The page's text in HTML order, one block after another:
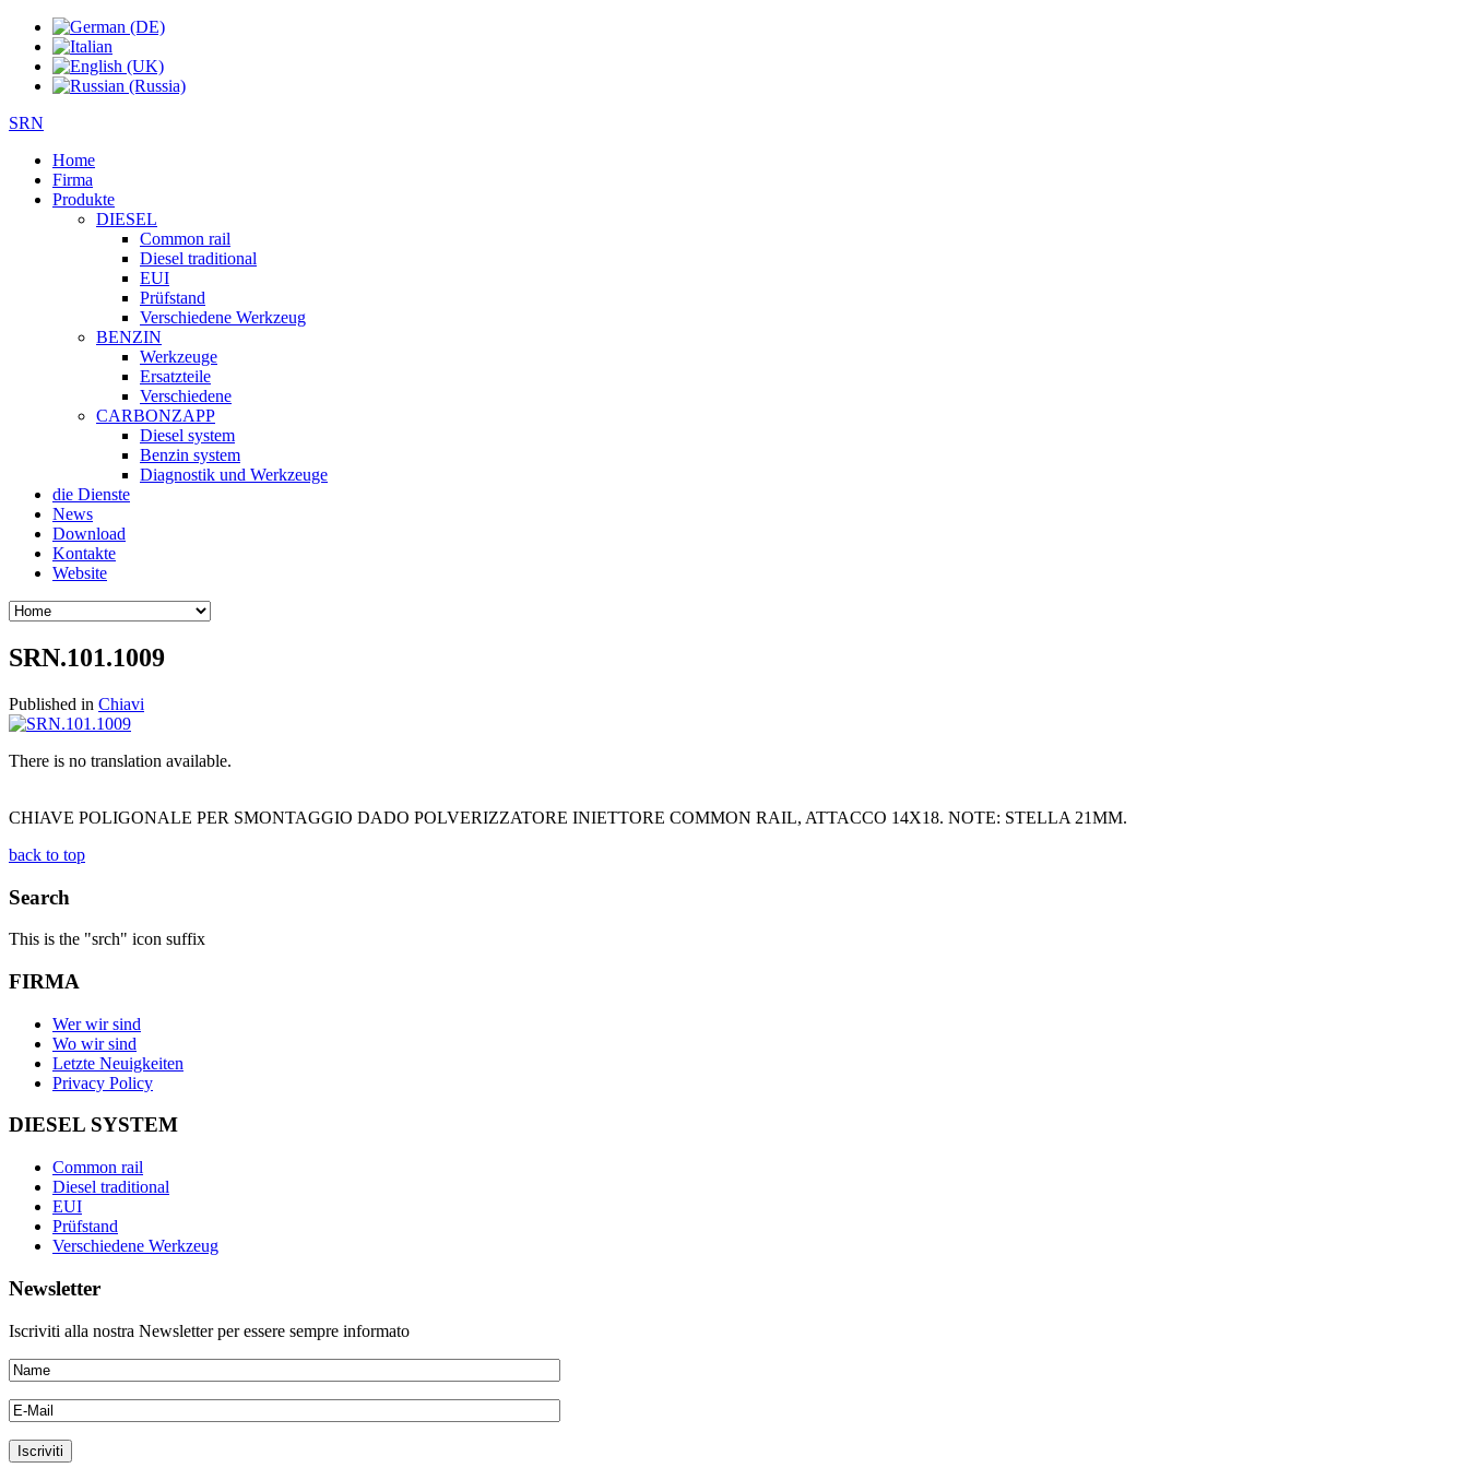
SRN
Home
Firma
Produkte
DIESEL
Common rail
Diesel traditional
EUI
Prüfstand
Verschiedene Werkzeug
BENZIN
Werkzeuge
Ersatzteile
Verschiedene
CARBONZAPP
Diesel system
Benzin system
Diagnostik und Werkzeuge
die Dienste
News
Download
Kontakte
Website
SRN.101.1009
Published in Chiavi
There is no translation available.
CHIAVE POLIGONALE PER SMONTAGGIO DADO POLVERIZZATORE INIETTORE COMMON RAIL, ATTACCO 14X18. NOTE: STELLA 21MM.
back to top
Search
This is the "srch" icon suffix
FIRMA
Wer wir sind
Wo wir sind
Letzte Neuigkeiten
Privacy Policy
DIESEL SYSTEM
Common rail
Diesel traditional
EUI
Prüfstand
Verschiedene Werkzeug
Newsletter
Iscriviti alla nostra Newsletter per essere sempre informato